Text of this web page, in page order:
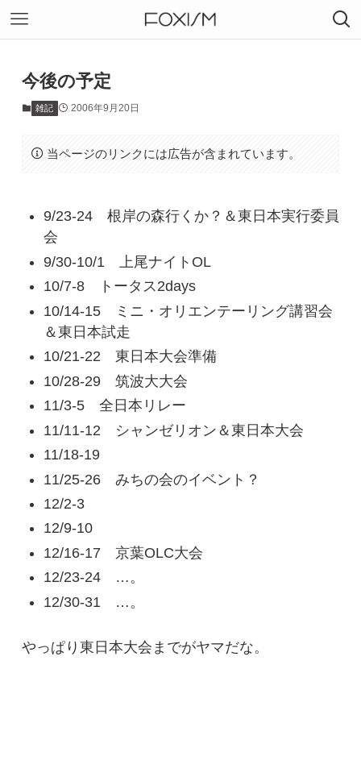
今後の予定
雑記 2006年9月20日
当ページのリンクには広告が含まれています。
9/23-24 根岸の森行くか？＆東日本実行委員
会
9/30-10/1 上尾ナイトOL
10/7-8 トータス2days
10/14-15 ミニ・オリエンテーリング講習会
＆東日本試走
10/21-22 東日本大会準備
10/28-29 筑波大大会
11/3-5 全日本リレー
11/11-12 シャンゼリオン＆東日本大会
11/18-19
11/25-26 みちの会のイベント？
12/2-3
12/9-10
12/16-17 京葉OLC大会
12/23-24 …。
12/30-31 …。
やっぱり東日本大会までがヤマだな。